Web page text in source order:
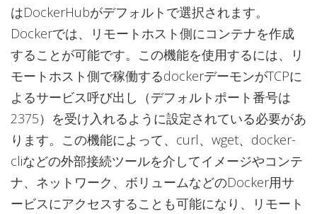
はDockerHubがデフォルトで選択されます。
Dockerでは、リモートホスト側にコンテナを作成
することが可能です。この機能を使用するには、リ
モートホスト側で稼働するdockerデーモンがTCPに
よるサービス呼び出し（デフォルトポート番号は
2375）を受け入れるように設定されている必要があ
ります。この機能によって、curl、wget、docker-
cliなどの外部接続ツールを介してイメージやコンテ
ナ、ネットワーク、ボリュームなどのDocker用サ
ービスにアクセスすることも可能になり、リモート